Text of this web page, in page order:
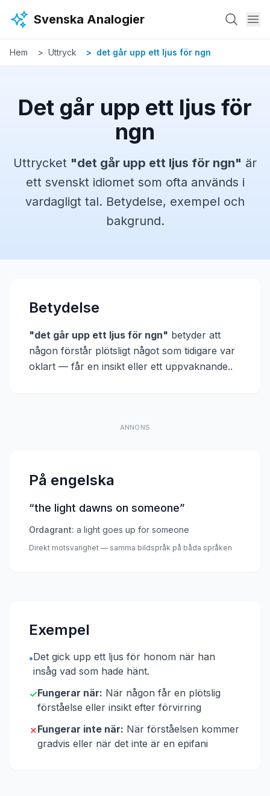
Svenska Analogier
Hem Uttryck det går upp ett ljus för ngn
Det går upp ett ljus för
ngn
Uttrycket "det går upp ett ljus för ngn" är
ett svenskt idiomet som ofta används i
vardagligt tal. Betydelse, exempel och
bakgrund.
Betydelse
"det går upp ett ljus för ngn" betyder att
någon förstår plötsligt något som tidigare var
oklart — får en insikt eller ett uppvaknande..
ANNONS
På engelska
“the light dawns on someone”
Ordagrant: a light goes up for someone
Direkt motsvarighet — samma bildspråk på båda språken
Exempel
•Det gick upp ett ljus för honom när han
insåg vad som hade hänt.
✓Fungerar när: När någon får en plötslig
förståelse eller insikt efter förvirring
✗Fungerar inte när: När förståelsen kommer
gradvis eller när det inte är en epifani